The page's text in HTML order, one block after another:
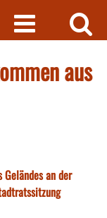
aus
Geländes an der